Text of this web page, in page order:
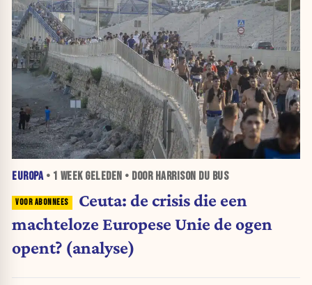
EUROPA• 1 WEEKGELEDEN • DOOR HARRISON DU BUS
Ceuta: de crisis die een
machteloze Europese Unie de ogen
opent? (analyse)